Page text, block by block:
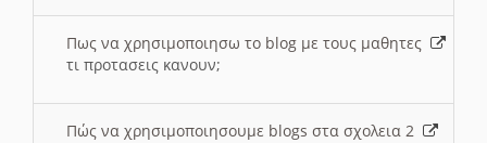
Πως να χρησιμοποιησω το blog με τους μαθητες
τι προτασεις κανουν;
Πώς να χρησιμοποιησουμε blogs στα σχολεια 2